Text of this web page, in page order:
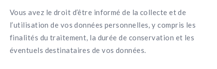
Vous avez le droit d’être informé de la collecte et de
l’utilisation de vos données personnelles, y compris les
finalités du traitement, la durée de conservation et les
éventuels destinataires de vos données.